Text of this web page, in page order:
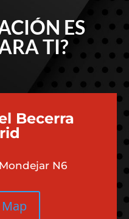
ES
TI?
Becerra
N6